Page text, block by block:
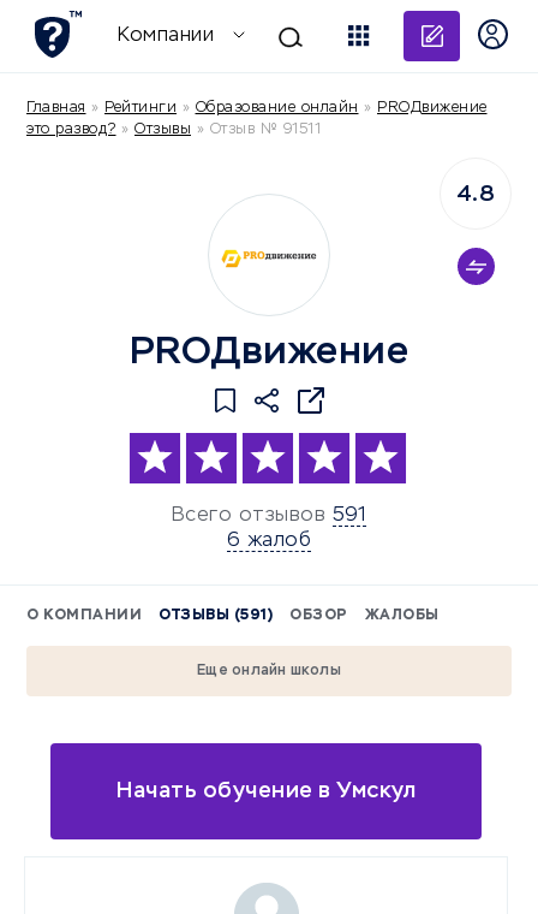
Компании
Главная » Рейтинги » Образование онлайн » PROДвижение
это развод? » Отзывы » Отзыв № 91511
PROДвижение
Всего отзывов 591
6 жалоб
4.8
О КОМПАНИИ ОТЗЫВЫ (591) ОБЗОР ЖАЛОБЫ
Еще онлайн школы
Начать обучение в Умскул